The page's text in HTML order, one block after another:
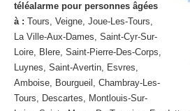
téléalarme pour personnes âgées
à : Tours, Veigne, Joue-Les-Tours,
La Ville-Aux-Dames, Saint-Cyr-Sur-
Loire, Blere, Saint-Pierre-Des-Corps,
Luynes, Saint-Avertin, Esvres,
Amboise, Bourgueil, Chambray-Les-
Tours, Descartes, Montlouis-Sur-